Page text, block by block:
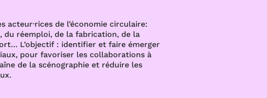
acteur·rices de l’économie circulaire:
du réemploi, de la fabrication, de la
L’objectif : identifier et faire émerger
pour favoriser les collaborations à
de la scénographie et réduire les